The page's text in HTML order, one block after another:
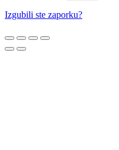
Izgubili ste zaporku?